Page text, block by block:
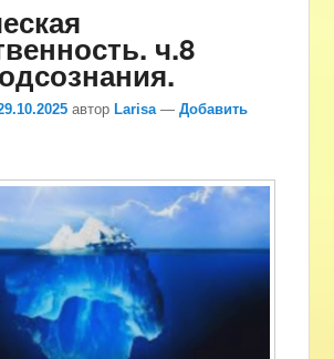
ч.8
автор Larisa —Добавить